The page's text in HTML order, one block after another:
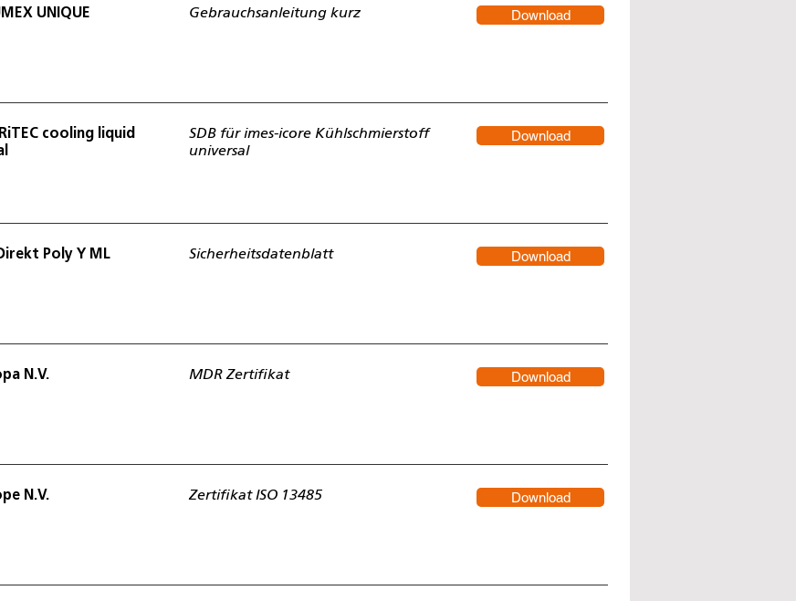
UNIQUE Gebrauchsanleitung kurz Download
cooling liquid
SDB für imes-icore Kühlschmierstoff
universal
Download
Poly Y ML Sicherheitsdatenblatt Download
N.V. MDR Zertifikat Download
N.V. Zertifikat ISO 13485 Download